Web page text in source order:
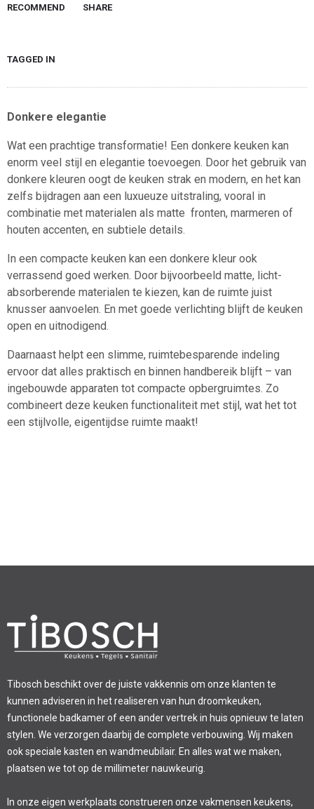
RECOMMEND SHARE
TAGGED IN
Donkere elegantie
Wat een prachtige transformatie! Een donkere keuken kan
enorm veel stijl en elegantie toevoegen. Door het gebruik van
donkere kleuren oogt de keuken strak en modern, en het kan
zelfs bijdragen aan een luxueuze uitstraling, vooral in
combinatie met materialen als matte fronten, marmeren of
houten accenten, en subtiele details.
In een compacte keuken kan een donkere kleur ook
verrassend goed werken. Door bijvoorbeeld matte, licht-
absorberende materialen te kiezen, kan de ruimte juist
knusser aanvoelen. En met goede verlichting blijft de keuken
open en uitnodigend.
Daarnaast helpt een slimme, ruimtebesparende indeling
ervoor dat alles praktisch en binnen handbereik blijft – van
ingebouwde apparaten tot compacte opbergruimtes. Zo
combineert deze keuken functionaliteit met stijl, wat het tot
een stijlvolle, eigentijdse ruimte maakt!
Tibosch beschikt over de juiste vakkennis om onze klanten te
kunnen adviseren in het realiseren van hun droomkeuken,
functionele badkamer of een ander vertrek in huis opnieuw te laten
stylen. We verzorgen daarbij de complete verbouwing. Wij maken
ook speciale kasten en wandmeubilair. En alles wat we maken,
plaatsen we tot op de millimeter nauwkeurig.
In onze eigen werkplaats construeren onze vakmensen keukens,